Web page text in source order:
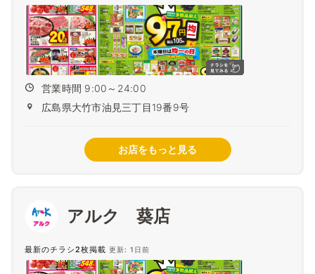
営業時間 9:00～24:00
広島県大竹市油見三丁目19番9号
お店をもっと見る
アルク 葵店
最新のチラシ2枚掲載 更新: 1日前